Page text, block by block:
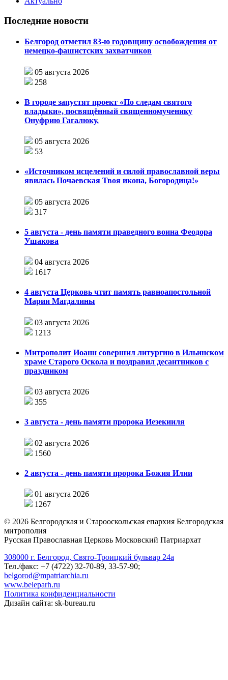
Последние новости
Белгород отметил 83-ю годовщину освобождения от
немецко-фашистских захватчиков
05 августа 2026
258
В городе запустят проект «По следам святого
владыки», посвящённый священномученику
Онуфрию Гагалюку.
05 августа 2026
53
«Источником исцелений и силой православной веры
явилась Почаевская Твоя икона, Богородица!»
05 августа 2026
317
5 августа - день памяти праведного воина Феодора
Ушакова
04 августа 2026
1617
4 августа Церковь чтит память равноапостольной
Марии Магдалины
03 августа 2026
1213
Митрополит Иоанн совершил литургию в Ильинском
храме Старого Оскола и поздравил десантников с
праздником
03 августа 2026
355
3 августа - день памяти пророка Иезекииля
02 августа 2026
1560
2 августа - день памяти пророка Божия Илии
01 августа 2026
1267
© 2026 Белгородская и Старооскольская епархия Белгородская
митрополия
Русская Православная Церковь Московский Патриархат
308000 г. Белгород, Свято-Троицкий бульвар 24а
Тел./факс: +7 (4722) 32-70-89, 33-57-90;
belgorod@mpatriarchia.ru
www.beleparh.ru
Политика конфиденциальности
Дизайн сайта: sk-bureau.ru